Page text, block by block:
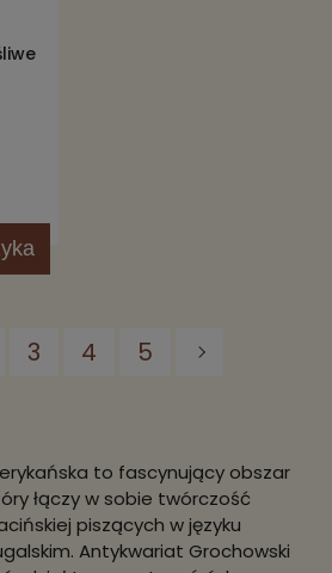
3 4 5
to fascynujący obszar
łączy w sobie twórczość
piszących w języku
Antykwariat Grochowski